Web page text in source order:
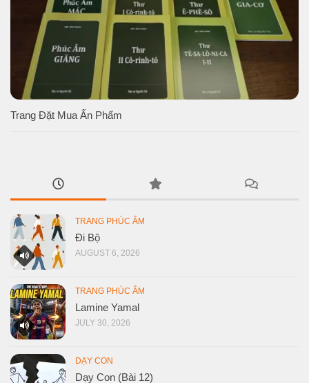
Trang Đặt Mua Ấn Phẩm
TRANG PHÚC ÂM
Đi Bộ
AUGUST 6, 2026
TRANG PHÚC ÂM
Lamine Yamal
JULY 30, 2026
DẠY CON
Dạy Con (Bài 12)